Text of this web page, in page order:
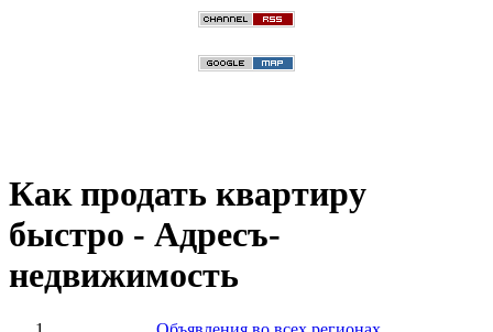
Как продать квартиру
быстро - Адресъ-
недвижимость